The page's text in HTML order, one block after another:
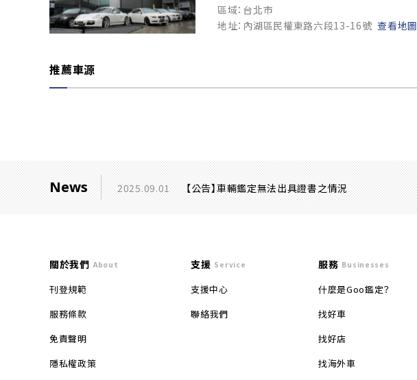
區域：台北市
地址：內湖區民權東路六段13-16號 查看地圖
推薦車源
News 2025.09.01 【公告】車輛鑑定無法出具證書之情況
關於我們 About
刊登規範
服務條款
免責聲明
隱私權政策
支援 Service
支援中心
聯絡我們
服務 Businesses
什麼是Goo鑑定？
找好車
找好店
找海外車